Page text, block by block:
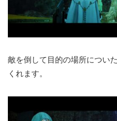
敵を倒して目的の場所につい
くれます。